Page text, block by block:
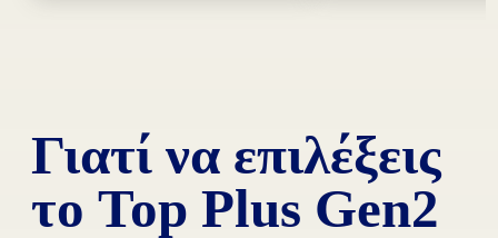
Γιατί να επιλέξεις
το Top Plus Gen2